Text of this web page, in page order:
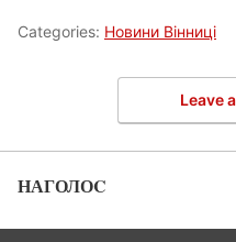
Categories: Новини Вінниці
Leave
НАГОЛОC